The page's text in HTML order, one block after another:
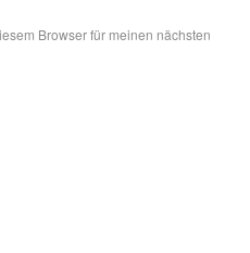
Browser für meinen nächsten